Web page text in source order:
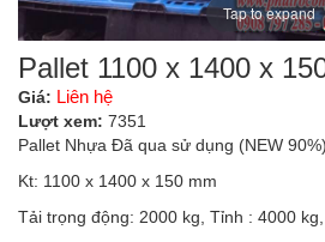
Tap to expand
Pallet 1100 x 1400 x
Giá: Liên hệ
Lượt xem: 7351
Pallet Nhựa Đã qua sử dụng (NEW 90%)
Kt: 1100 x 1400 x 150 mm
Tải trọng động: 2000 kg, Tỉnh : 4000 kg,